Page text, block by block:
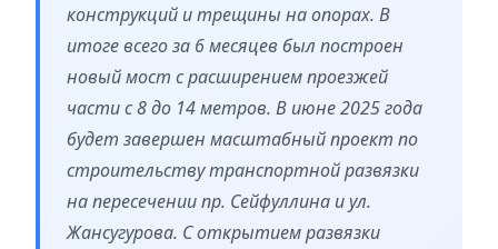
конструкций и трещины на опорах. В
итоге всего за 6 месяцев был построен
новый мост с расширением проезжей
части с 8 до 14 метров. В июне 2025 года
будет завершен масштабный проект по
строительству транспортной развязки
на пересечении пр. Сейфуллина и ул.
Жансугурова. С открытием развязки